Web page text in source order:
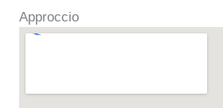
Approccio